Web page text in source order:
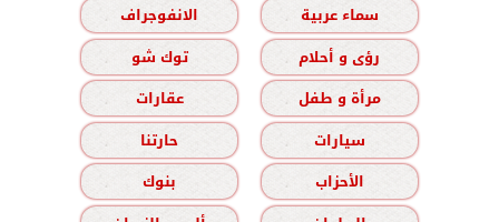
سماء عربية
الانفوجراف
رؤى و أحلام
توك شو
مرأة و طفل
عقارات
سيارات
حارتنا
الأحزاب
بنوك